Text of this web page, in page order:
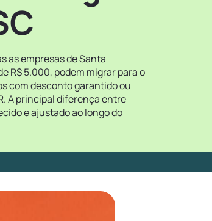
as empresas de Santa
R$ 5.000, podem migrar para o
com desconto garantido ou
A principal diferença entre
e ajustado ao longo do